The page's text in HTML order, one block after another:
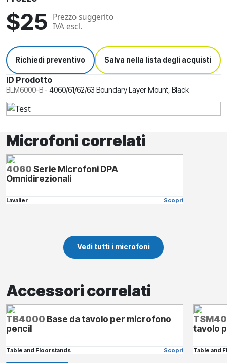
$25 Prezzo suggerito
IVA escl.
Richiedi preventivo Salva nella lista degli acquisti
ID Prodotto
BLM6000-B - 4060/61/62/63 Boundary Layer Mount, Black
Microfoni correlati
4060Serie Microfoni DPA
Omnidirezionali
Lavalier Scopri
Vedi tutti i microfoni
Accessori correlati
TB4000 Base da tavolo per microfono
pencil
Table and Floorstands Scopri
tavolo
Table and